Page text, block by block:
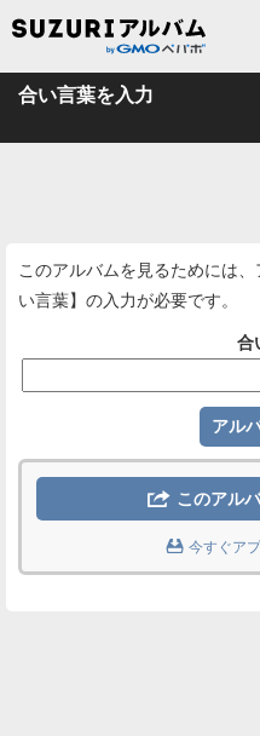
合い言葉を入力
このアルバムを見るためには
い言葉】の入力が必要です。
合
 このアル
 今すぐア